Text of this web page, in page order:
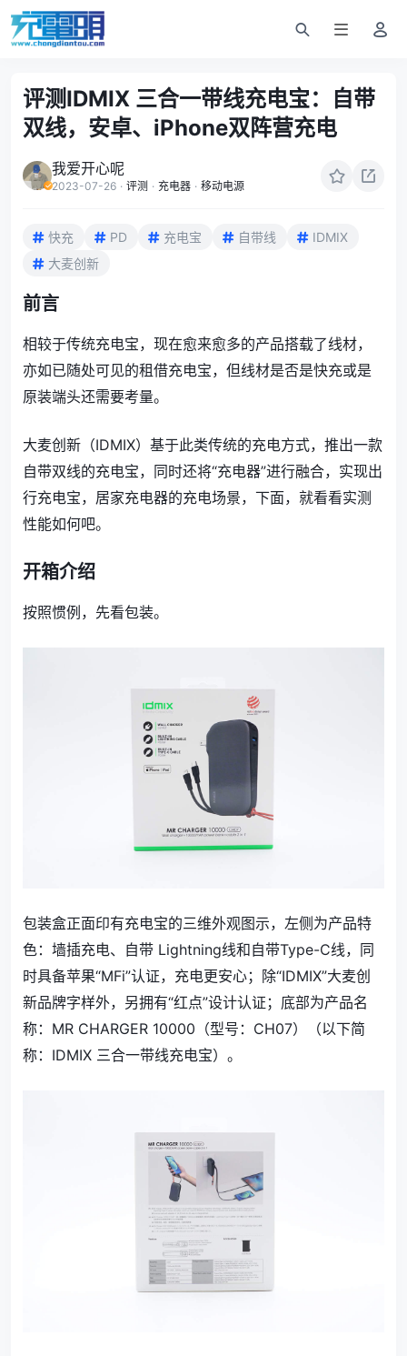
评测IDMIX 三合一带线充电宝：自带
双线，安卓、iPhone双阵营充电
我爱开心呢
2023-07-26 · 评测 · 充电器 · 移动电源
快充 PD 充电宝 自带线
IDMIX
大麦创新
前言
相较于传统充电宝，现在愈来愈多的产品搭载了线材，
亦如已随处可见的租借充电宝，但线材是否是快充或是
原装端头还需要考量。
大麦创新（IDMIX）基于此类传统的充电方式，推出一款
自带双线的充电宝，同时还将“充电器”进行融合，实现出
行充电宝，居家充电器的充电场景，下面，就看看实测
性能如何吧。
开箱介绍
按照惯例，先看包装。
包装盒正面印有充电宝的三维外观图示，左侧为产品特
色：墙插充电、自带 Lightning线和自带Type-C线，同
时具备苹果“MFi”认证，充电更安心；除“IDMIX”大麦创
新品牌字样外，另拥有“红点”设计认证；底部为产品名
称：MR CHARGER 10000（型号：CH07）（以下简
称：IDMIX 三合一带线充电宝）。